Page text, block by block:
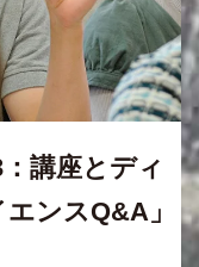
講座とディ
ンスQ&A」